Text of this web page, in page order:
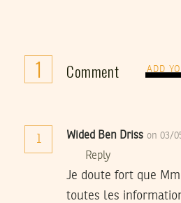
1 Comment ADD
1 Wided Ben Driss on 03/
Reply
Je doute fort que
toutes les